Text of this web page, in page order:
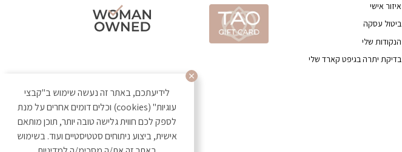
איזור אישי
ביטול עסקה
הנקודות שלי
בדיקת יתרה בגיפט קארד שלי
לידיעתכם, באתר זה נעשה שימוש ב"קבצי
עוגיות" (cookies) וכלים דומים אחרים על מנת
לספק לכם חווית גלישה טובה יותר, תוכן מותאם
אישית, ביצוע ניתוחים סטטיסטיים ועוד. בשימוש